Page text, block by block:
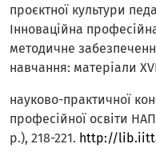
проєктної культури
Інноваційна
методичне
навчання: матеріали
науково-практичної
професійної освіти
р.), 218-221. http://